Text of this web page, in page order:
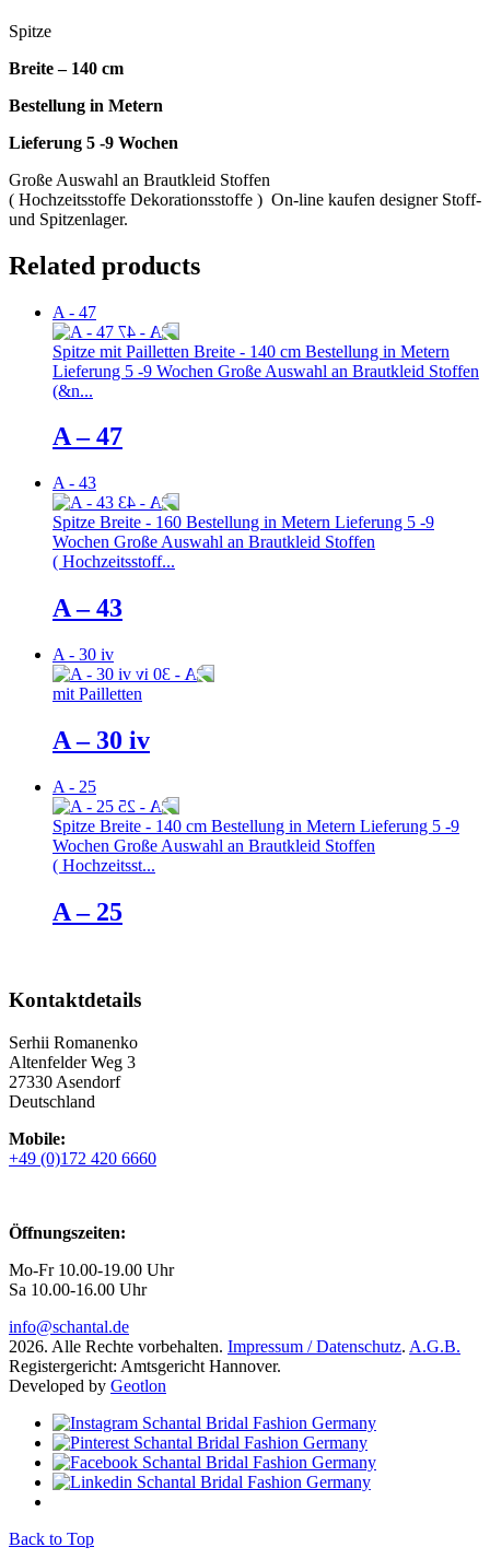
Spitze
Breite – 140 cm
Bestellung in Metern
Lieferung 5 -9 Wochen
Große Auswahl an Brautkleid Stoffen
( Hochzeitsstoffe Dekorationsstoffe ) On-line kaufen designer Stoff-
und Spitzenlager.
Related products
A - 47
Spitze mit Pailletten Breite - 140 cm Bestellung in Metern
Lieferung 5 -9 Wochen Große Auswahl an Brautkleid Stoffen
(&n...
A – 47
A - 43
Spitze Breite - 160 Bestellung in Metern Lieferung 5 -9
Wochen Große Auswahl an Brautkleid Stoffen
( Hochzeitsstoff...
A – 43
A - 30 iv
mit Pailletten
A – 30 iv
A - 25
Spitze Breite - 140 cm Bestellung in Metern Lieferung 5 -9
Wochen Große Auswahl an Brautkleid Stoffen
( Hochzeitsst...
A – 25
Kontaktdetails
Serhii Romanenko
Altenfelder Weg 3
27330 Asendorf
Deutschland
Mobile:
+49 (0)172 420 6660
Öffnungszeiten:
Mo-Fr 10.00-19.00 Uhr
Sa 10.00-16.00 Uhr
info@schantal.de
2026. Alle Rechte vorbehalten. Impressum / Datenschutz. A.G.B.
Registergericht: Amtsgericht Hannover.
Developed by Geotlon
Back to Top